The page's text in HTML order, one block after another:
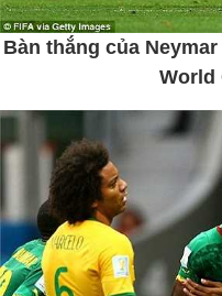
Bàn thắng của
World